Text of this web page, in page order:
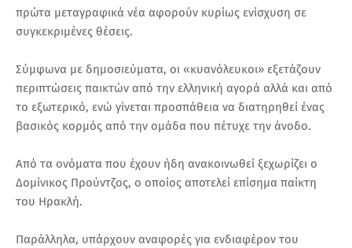
πρώτα μεταγραφικά νέα αφορούν κυρίως ενίσχυση σε
συγκεκριμένες θέσεις.
Σύμφωνα με δημοσιεύματα, οι «κυανόλευκοι» εξετάζουν
περιπτώσεις παικτών από την ελληνική αγορά αλλά και από
το εξωτερικό, ενώ γίνεται προσπάθεια να διατηρηθεί ένας
βασικός κορμός από την ομάδα που πέτυχε την άνοδο.
Από τα ονόματα που έχουν ήδη ανακοινωθεί ξεχωρίζει ο
Δομίνικος Προύντζος, ο οποίος αποτελεί επίσημα παίκτη
του Ηρακλή.
Παράλληλα, υπάρχουν αναφορές για ενδιαφέρον του